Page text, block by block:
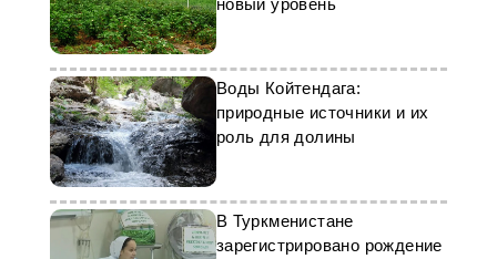
новый уровень
Воды Койтендага:
природные источники и их
роль для долины
В Туркменистане
зарегистрировано рождение